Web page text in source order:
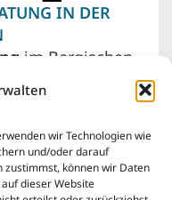
wir Technologien wie
und/oder darauf
zustimmst, können wir Daten
dieser Website
IN DER
im Bergischen
Solingen. Vor
Düsseldorf,